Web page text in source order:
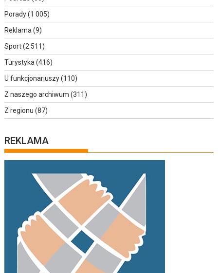
Porady(1 005)
Reklama (9)
Sport(2 511)
Turystyka (416)
U funkcjonariuszy(110)
Z naszego archiwum (311)
Z regionu (87)
REKLAMA